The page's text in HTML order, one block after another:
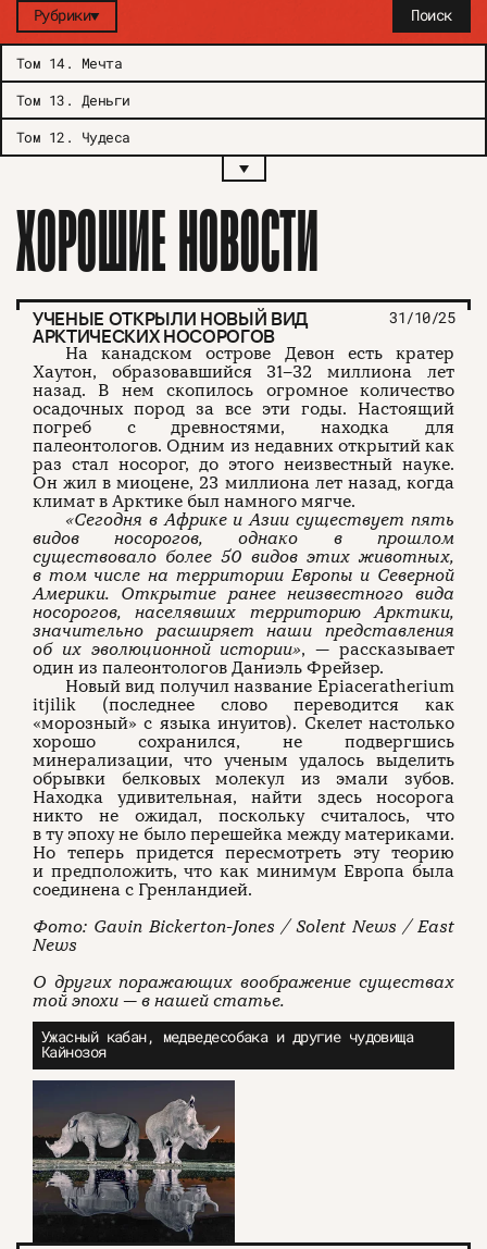
Поиск
Рубрики
Том 14.
Мечта
Том 13 . Деньги
Том 12 . Чудеса
ХОРОШИЕ НОВОСТИ
УЧЕНЫЕ ОТКРЫЛИ НОВЫЙ ВИД
АРКТИЧЕСКИХ НОСОРОГОВ
31/10/25
На канадском острове Девон есть кратер
Хаутон, образовавшийся 31–32 миллиона лет
назад. В нем скопилось огромное количество
осадочных пород за все эти годы. Настоящий
погреб с древностями, находка для
палеонтологов. Одним из недавних открытий как
раз стал носорог, до этого неизвестный науке.
Он жил в миоцене, 23 миллиона лет назад, когда
климат в Арктике был намного мягче.
«Сегодня в Африке и Азии существует пять
видов носорогов, однако в прошлом
существовало более 50 видов этих животных,
в том числе на территории Европы и Северной
Америки. Открытие ранее неизвестного вида
носорогов, населявших территорию Арктики,
значительно расширяет наши представления
об их эволюционной истории», — рассказывает
один из палеонтологов Даниэль Фрейзер.
Новый вид получил название Epiaceratherium
itjilik (последнее слово переводится как
«морозный» с языка инуитов). Скелет настолько
хорошо сохранился, не подвергшись
минерализации, что ученым удалось выделить
обрывки белковых молекул из эмали зубов.
Находка удивительная, найти здесь носорога
никто не ожидал, поскольку считалось, что
в ту эпоху не было перешейка между материками.
Но теперь придется пересмотреть эту теорию
и предположить, что как минимум Европа была
соединена с Гренландией.
Фото: Gavin Bickerton-Jones / Solent News / East
News
О других поражающих воображение существах
той эпохи — в нашей статье.
Ужасный кабан, медведесобака и другие чудовища
Кайнозоя